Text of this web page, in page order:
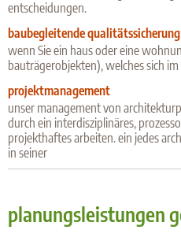
entscheidungen.
baubegleitende qualitätssicherung
wenn Sie ein haus oder eine
bauträgerobjekten), welches sich
projektmanagement
unser management von
durch ein interdisziplinäres,
projekthaftes arbeiten. ein jedes
in seiner
planungsleistungen